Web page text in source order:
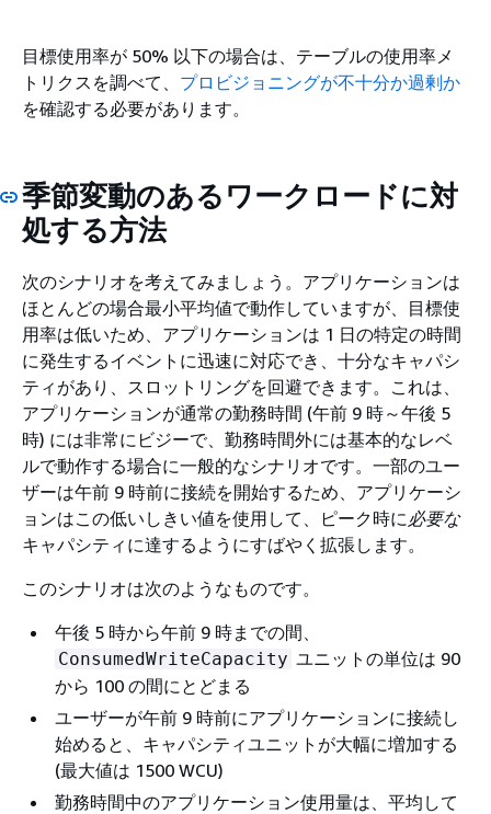
目標使用率が 50% 以下の場合は、テーブルの使用率メ
トリクスを調べて、 プロビジョニングが不十分か過剰か
を確認する必要があります。
季節変動のあるワークロードに対
処する方法
次のシナリオを考えてみましょう。アプリケーションは
ほとんどの場合最小平均値で動作していますが、目標使
用率は低いため、アプリケーションは 1 日の特定の時間
に発生するイベントに迅速に対応でき、十分なキャパシ
ティがあり、スロットリングを回避できます。これは、
アプリケーションが通常の勤務時間 (午前 9 時～午後 5
時) には非常にビジーで、勤務時間外には基本的なレベ
ルで動作する場合に一般的なシナリオです。一部のユー
ザーは午前 9 時前に接続を開始するため、アプリケーシ
ョンはこの低いしきい値を使用して、ピーク時に 必要な
キャパシティに達するようにすばやく拡張します。
このシナリオは次のようなものです。
午後 5 時から午前 9 時までの間、
ConsumedWriteCapacity ユニットの単位は 90
から 100 の間にとどまる
ユーザーが午前 9 時前にアプリケーションに接続し
始めると、キャパシティユニットが大幅に増加する
(最大値は 1500 WCU)
勤務時間中のアプリケーション使用量は、平均して